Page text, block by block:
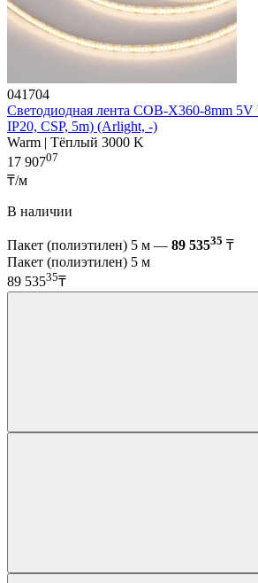
041704
Светодиодная лента COB-X360-8mm 5V
IP20, CSP, 5m) (Arlight, -)
Warm | Тёплый 3000 K
17 90707
₸/м
В наличии
Пакет (полиэтилен) 5 м — 89 53535 ₸
Пакет (полиэтилен) 5 м
89 53535₸